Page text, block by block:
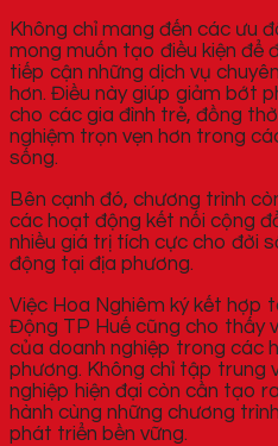
Không chỉ mang đến các ưu
mong muốn tạo điều kiện để
tiếp cận những dịch vụ
hơn. Điều này giúp giảm bớt
cho các gia đình trẻ, đồng
nghiệm trọn vẹn hơn trong
sống.
Bên cạnh đó, chương trình
các hoạt động kết nối cộng
nhiều giá trị tích cực cho đời
động tại địa phương.
Việc Hoa Nghiêm ký kết hợp
Động TP Huế cũng cho thấy
của doanh nghiệp trong các
phương. Không chỉ tập trung
nghiệp hiện đại còn cần tạo
hành cùng những chương
phát triển bền vững.